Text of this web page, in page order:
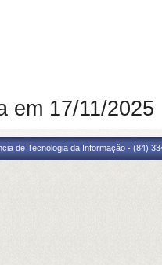
em 17/11/
de Tecnologia da Informação - (84)